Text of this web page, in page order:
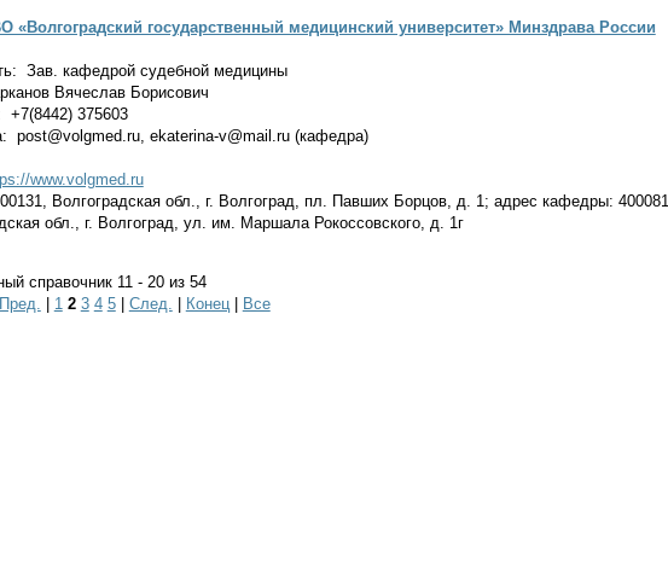
«Волгоградский государственный медицинский университет» Минздрава России
Зав. кафедрой судебной медицины
Вячеслав Борисович
375603
post@volgmed.ru, ekaterina-v@mail.ru (кафедра)
www.volgmed.ru
Волгоградская обл., г. Волгоград, пл. Павших Борцов, д. 1; адрес кафедры: 400081,
обл., г. Волгоград, ул. им. Маршала Рокоссовского, д. 1г
справочник 11 - 20 из 54
Пред. 1 2 3 4 5| След. Конец Все